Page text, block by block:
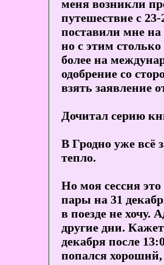
меня возникли
путешествие с
поставили мне
но с этим
более на
одобрение со
взять заявление
Дочитал серию
В Гродно уже всё
тепло.
Но моя сессия
пары на 31
в поезде не
другие дни.
декабря после
попался